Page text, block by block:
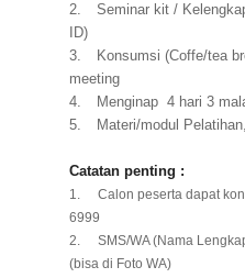
2.
Seminar kit /
ID)
3.
Konsumsi (Coffe/tea
meeting
4.
Menginap 4 hari 3
5.
Materi/modul
Catatan penting :
1.
Calon peserta dapat
6999
2.
SMS/WA (Nama
(bisa di Foto WA)